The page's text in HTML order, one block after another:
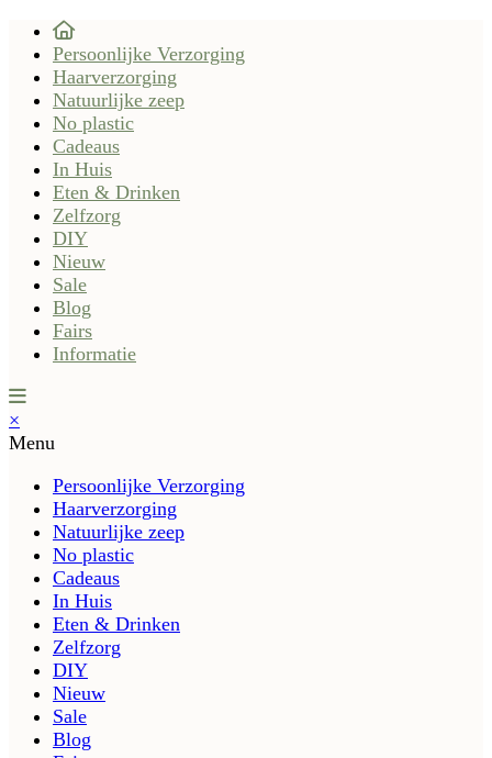
Persoonlijke Verzorging
Haarverzorging
Natuurlijke zeep
No plastic
Cadeaus
In Huis
Eten & Drinken
Zelfzorg
DIY
Nieuw
Sale
Blog
Fairs
Informatie
×
Menu
Persoonlijke Verzorging
Haarverzorging
Natuurlijke zeep
No plastic
Cadeaus
In Huis
Eten & Drinken
Zelfzorg
DIY
Nieuw
Sale
Blog